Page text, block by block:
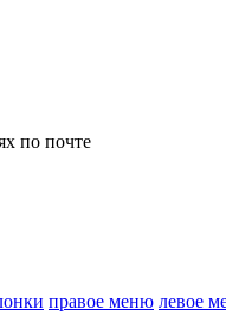
по почте
правое меню левое